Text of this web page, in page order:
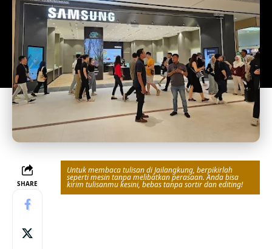
SHARE
Untuk membaca tulisan di Jailangkung, berpikirlah
seperti mesin tanpa melibatkan perasaan. Anda bisa
kirim tulisanmu kesini, bebas tanpa sortir dan editing!